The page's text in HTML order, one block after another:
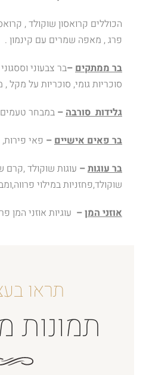
הכוללים קרואסון שוקולד ,
פרג , מאפה שמרים עם קינמון .
בר ממתקים–בר צבעוני
סוכריות גומי, סוכריות על מקל
גלידות סורבה– במבחר טעמים
בר פאים אישיים– פאי
בר עוגות– עוגות שוקולד ,קרם
שוקולד,פחזניות במילוי
אוזני המן– עוגיות אוזני המן
תראו